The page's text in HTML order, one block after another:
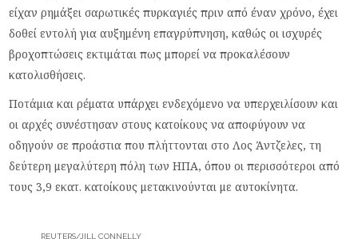
είχαν ρημάξει σαρωτικές πυρκαγιές πριν από έναν χρόνο, έχει
δοθεί εντολή για αυξημένη επαγρύπνηση, καθώς οι ισχυρές
βροχοπτώσεις εκτιμάται πως μπορεί να προκαλέσουν
κατολισθήσεις.
Ποτάμια και ρέματα υπάρχει ενδεχόμενο να υπερχειλίσουν και
οι αρχές συνέστησαν στους κατοίκους να αποφύγουν να
οδηγούν σε προάστια που πλήττονται στο Λος Άντζελες, τη
δεύτερη μεγαλύτερη πόλη των ΗΠΑ, όπου οι περισσότεροι από
τους 3,9 εκατ. κατοίκους μετακινούνται με αυτοκίνητα.
REUTERS/JILL CONNELLY